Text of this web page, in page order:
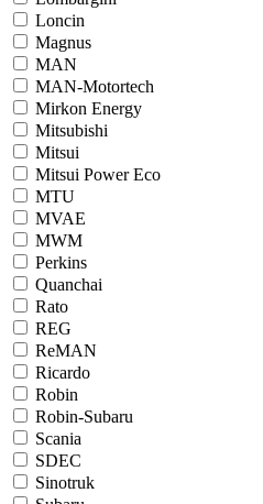
Loncin
Magnus
MAN
MAN-Motortech
Mirkon Energy
Mitsubishi
Mitsui
Mitsui Power Eco
MTU
MVAE
MWM
Perkins
Quanchai
Rato
REG
ReMAN
Ricardo
Robin
Robin-Subaru
Scania
SDEC
Sinotruk